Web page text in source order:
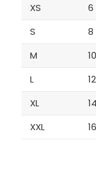
XS
6
S
8
M
L
XL
XXL